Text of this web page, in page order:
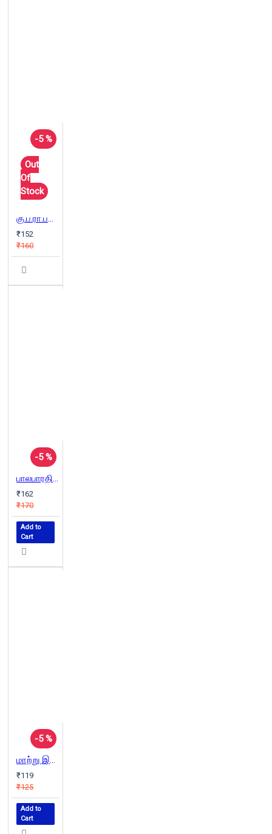
-5 %
Out
Of
Stock
கு.ப.ரா.படைப்புகள்: நாடகங்கள், கவிதைகள்
₹152
₹160
-5 %
பாலபாரதி கவிதைகள்
₹162
₹170
Add to
Cart
-5 %
மாற்று இதயம்
₹119
₹125
Add to
Cart